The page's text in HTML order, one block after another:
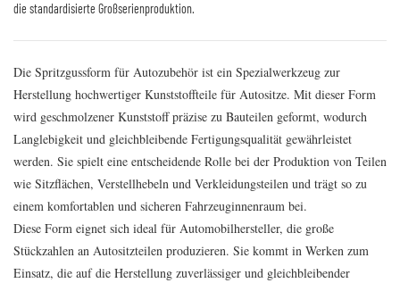
die standardisierte Großserienproduktion.
Die Spritzgussform für Autozubehör ist ein Spezialwerkzeug zur
Herstellung hochwertiger Kunststoffteile für Autositze. Mit dieser Form
wird geschmolzener Kunststoff präzise zu Bauteilen geformt, wodurch
Langlebigkeit und gleichbleibende Fertigungsqualität gewährleistet
werden. Sie spielt eine entscheidende Rolle bei der Produktion von Teilen
wie Sitzflächen, Verstellhebeln und Verkleidungsteilen und trägt so zu
einem komfortablen und sicheren Fahrzeuginnenraum bei.
Diese Form eignet sich ideal für Automobilhersteller, die große
Stückzahlen an Autositzteilen produzieren. Sie kommt in Werken zum
Einsatz, die auf die Herstellung zuverlässiger und gleichbleibender